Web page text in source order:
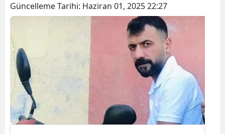
Güncelleme Tarihi: Haziran 01, 2025 22:27